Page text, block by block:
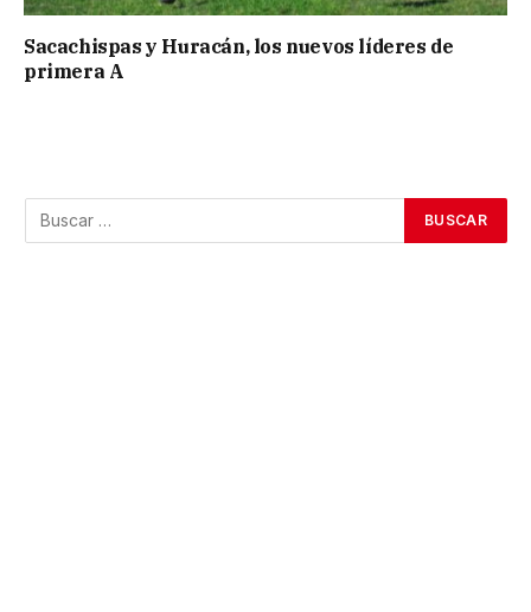
Sacachispas y Huracán, los nuevos líderes de
primera A